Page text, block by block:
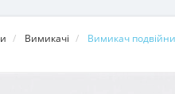
Вимикачі Вимикач